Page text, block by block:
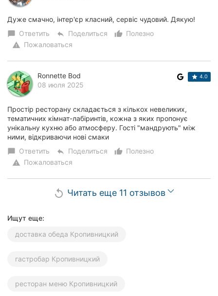
Дуже смачно, інтер'єр класний, сервіс чудовий. Дякую!
chat_bubble Ответить reply Поделиться thumb_up_alt
Полезно
warning Пожаловаться
Ronnette Bod
08 июля 2025
4.0
Простір ресторану складається з кількох невеликих,
тематичних кімнат-лабіринтів, кожна з яких пропонує
унікальну кухню або атмосферу. Гості "мандрують" між
ними, відкриваючи нові смаки
chat_bubble Ответить reply Поделиться thumb_up_alt
Полезно
warning Пожаловаться
replay Читать еще 11 отзывов
Ищут еще:
доставка обеда Кропивницкий
гастробар Кропивницкий
ресторан меню Кропивницкий